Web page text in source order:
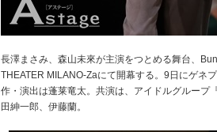
長澤まさみ、森山未來が主演をつとめる舞台、
THEATER MILANO-Zaにて開幕する。9日にゲネプ
作・演出は蓬莱竜太。共演は、アイドルグループ
田紳一郎、伊藤蘭。